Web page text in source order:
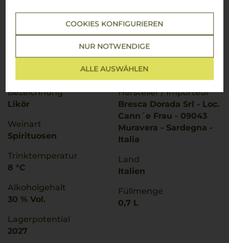
COOKIES KONFIGURIEREN
NUR NOTWENDIGE
ALLE AUSWÄHLEN
Artikelnummer
Bezeichnung
Likör
Weinart
Spirituosen
Trinktemperatur
8 °C
Alkoholgehalt
30 % Vol.
Lagerpotential
2027
Verschluss
Drehverschluss
Hersteller / Importeur
Bresca Dorada Srl - Loc.
Cann´e Frau - 09043
Muravera - Sardegna -
Italia
Land
Italien
Füllmenge
0,7 L